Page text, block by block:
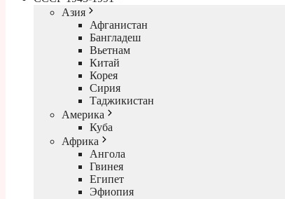
Азия
Афганистан
Бангладеш
Вьетнам
Китай
Корея
Сирия
Таджикистан
Америка
Куба
Африка
Ангола
Гвинея
Египет
Эфиопия